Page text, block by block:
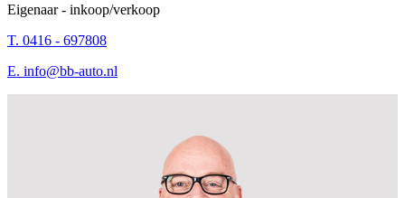
Eigenaar - inkoop/verkoop
T. 0416 - 697808
E. info@bb-auto.nl